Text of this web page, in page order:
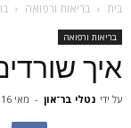
בית בריאות ורפואה
בריאות ורפואה
איך
על ידי נטלי בר־און - מאי 16, 2021